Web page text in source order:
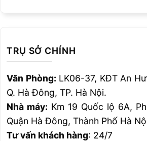
TRỤ SỞ CHÍNH
Văn Phòng: LK06-37, KĐT An
Q. Hà Đông, TP. Hà Nội.
Nhà máy: Km 19 Quốc lộ 6A,
Quận Hà Đông, Thành Phố Hà
Tư vấn khách hàng: 24/7